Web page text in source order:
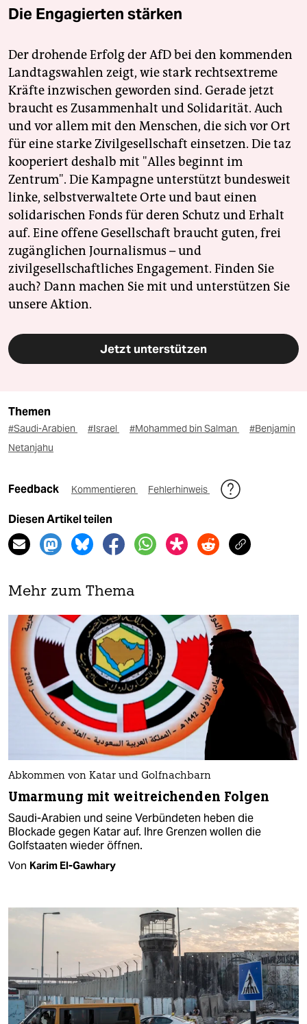
Die Engagierten stärken
Der drohende Erfolg der AfD bei den kommenden
Landtagswahlen zeigt, wie stark rechtsextreme
Kräfte inzwischen geworden sind. Gerade jetzt
braucht es Zusammenhalt und Solidarität. Auch
und vor allem mit den Menschen, die sich vor Ort
für eine starke Zivilgesellschaft einsetzen. Die taz
kooperiert deshalb mit "Alles beginnt im
Zentrum". Die Kampagne unterstützt bundesweit
linke, selbstverwaltete Orte und baut einen
solidarischen Fonds für deren Schutz und Erhalt
auf. Eine offene Gesellschaft braucht guten, frei
zugänglichen Journalismus – und
zivilgesellschaftliches Engagement. Finden Sie
auch? Dann machen Sie mit und unterstützen Sie
unsere Aktion.
Jetzt unterstützen
Themen
#Saudi-Arabien #Israel #Mohammed bin Salman
#Benjamin
Netanjahu
Feedback Kommentieren Fehlerhinweis
Diesen Artikel teilen
Mehr zum Thema
Abkommen von Katar und Golfnachbarn
Umarmung mit weitreichenden Folgen
Saudi-Arabien und seine Verbündeten heben die
Blockade gegen Katar auf. Ihre Grenzen wollen die
Golfstaaten wieder öffnen.
Von Karim El-Gawhary